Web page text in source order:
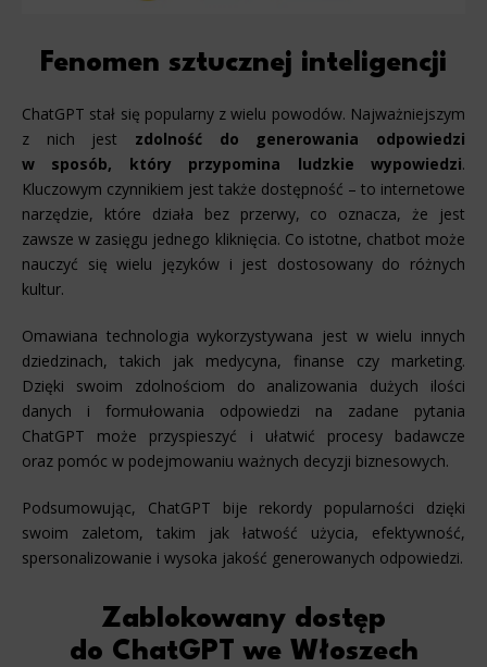
Fenomen sztucznej inteligencji
ChatGPT stał się popularny z wielu powodów. Najważniejszym
z nich jest zdolność do generowania odpowiedzi
w sposób, który przypomina ludzkie wypowiedzi.
Kluczowym czynnikiem jest także dostępność – to internetowe
narzędzie, które działa bez przerwy, co oznacza, że jest
zawsze w zasięgu jednego kliknięcia. Co istotne, chatbot może
nauczyć się wielu języków i jest dostosowany do różnych
kultur.
Omawiana technologia wykorzystywana jest w wielu innych
dziedzinach, takich jak medycyna, finanse czy marketing.
Dzięki swoim zdolnościom do analizowania dużych ilości
danych i formułowania odpowiedzi na zadane pytania
ChatGPT może przyspieszyć i ułatwić procesy badawcze
oraz pomóc w podejmowaniu ważnych decyzji biznesowych.
Podsumowując, ChatGPT bije rekordy popularności dzięki
swoim zaletom, takim jak łatwość użycia, efektywność,
spersonalizowanie i wysoka jakość generowanych odpowiedzi.
Zablokowany dostęp
do ChatGPT we Włoszech